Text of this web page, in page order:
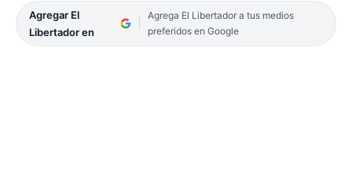
Agregar El
Libertador en
Agrega El Libertador a tus medios
preferidos en Google